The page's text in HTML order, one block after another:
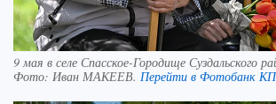
9 мая в селе Спасское-Городище Суздальского
Фото: Иван МАКЕЕВ. Перейти в Фотобанк КП